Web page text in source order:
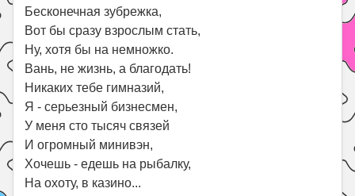
Бесконечная зубрежка,
Вот бы сразу взрослым стать,
Ну, хотя бы на немножко.
Вань, не жизнь, а благодать!
Никаких тебе гимназий,
Я - серьезный бизнесмен,
У меня сто тысяч связей
И огромный минивэн,
Хочешь - едешь на рыбалку,
На охоту, в казино...